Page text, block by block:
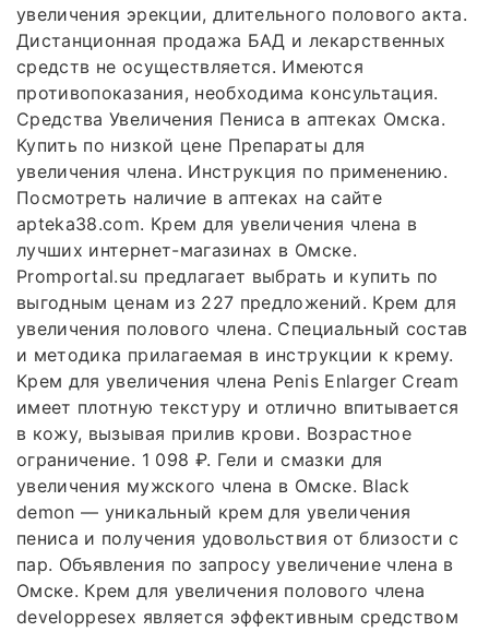
увеличения эрекции, длительного полового акта.
Дистанционная продажа БАД и лекарственных
средств не осуществляется. Имеются
противопоказания, необходима консультация.
Средства Увеличения Пениса в аптеках Омска.
Купить по низкой цене Препараты для
увеличения члена. Инструкция по применению.
Посмотреть наличие в аптеках на сайте
apteka38.com. Крем для увеличения члена в
лучших интернет-магазинах в Омске.
Promportal.su предлагает выбрать и купить по
выгодным ценам из 227 предложений. Крем для
увеличения полового члена. Специальный состав
и методика прилагаемая в инструкции к крему.
Крем для увеличения члена Penis Enlarger Cream
имеет плотную текстуру и отлично впитывается
в кожу, вызывая прилив крови. Возрастное
ограничение. 1 098 ₽. Гели и смазки для
увеличения мужского члена в Омске. Black
demon — уникальный крем для увеличения
пениса и получения удовольствия от близости с
пар. Объявления по запросу увеличение члена в
Омске. Крем для увеличения полового члена
developpesex является эффективным средством